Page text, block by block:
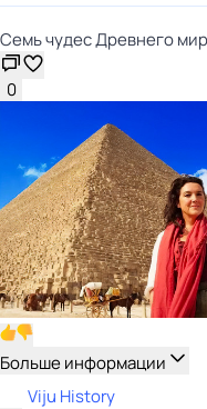
Семь чудес Древнего
0
Больше информации
Viju History